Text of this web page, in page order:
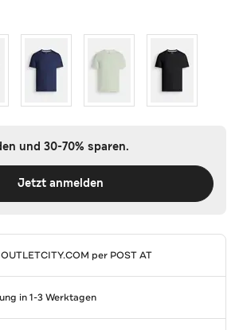
und 30-70% sparen.
Jetzt anmelden
OUTLETCITY.COM per POST AT
in 1-3 Werktagen